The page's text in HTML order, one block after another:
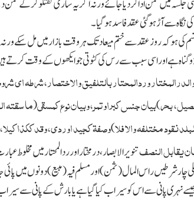
جلسہ میں ثمن ادا کردیا جائے ورنہ اگر یہ ساری گفتگو کرکے ثمن
نگاہ سے آڑ ہوگئی عقد فاسد ہوگیا۔
کی ہو کہ روز عقد سے ختم میعاد تك ہر وقت بازار میں مل سکے
وگناہ ہے اور اسی سبب سے رس کی کٹوتی جو ایکھوں کے وقت
والدرالمختار وردالمحتار بالتلفیق والاختصار،شرطہ ای
بحر)بیان جنس کبر او تمر،وبیان نوع کمسقی(ما سقتہ
نقود مختلفہ والا فلا)وصفۃ کجید اوردی،وقد ککذا
یقابل النصفتنویر الابصار،درمختارا ور ردالمحتار میں
چارشرطیں راسالمال(ثمن)اور مسلم فیہ(مبیع)دونوں میں پائی
نہری پانی سے اس کو سیراب کیا گیا ہے یا بارش کے پانی سے